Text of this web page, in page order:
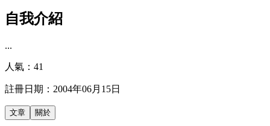
自我介紹
...
人氣： 41
註冊日期： 2004年06月15日
文章 關於